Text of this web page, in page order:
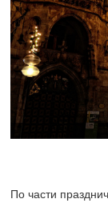
По части